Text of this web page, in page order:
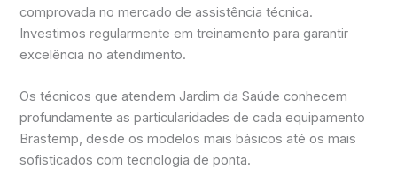
comprovada no mercado de assistência técnica.
Investimos regularmente em treinamento para garantir
excelência no atendimento.
Os técnicos que atendem Jardim da Saúde conhecem
profundamente as particularidades de cada equipamento
Brastemp, desde os modelos mais básicos até os mais
sofisticados com tecnologia de ponta.